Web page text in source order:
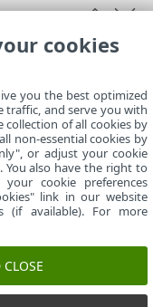
cookies
you the best optimized
traffic, and serve you with
collection of all cookies by
non-essential cookies by
or adjust your cookie
You also have the right to
cookie preferences
link in our website
available). For more